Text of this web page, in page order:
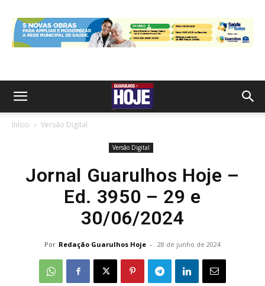
Início Versão Digital
Versão Digital
Jornal Guarulhos Hoje –
Ed. 3950 – 29 e
30/06/2024
Por Redação Guarulhos Hoje - 28 de junho de 2024